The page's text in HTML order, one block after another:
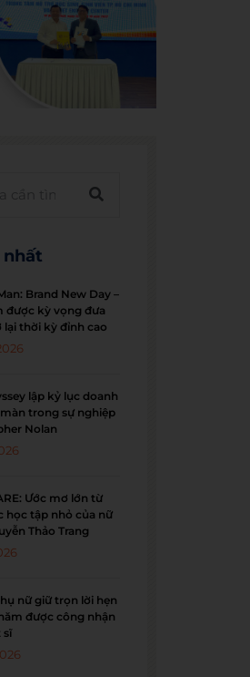
nhất
Brand New Day –
được kỳ vọng đưa
lại thời kỳ đỉnh cao
lập kỷ lục doanh
trong sự nghiệp
Nolan
Ước mơ lớn từ
học tập nhỏ của nữ
Thảo Trang
nữ giữ trọn lời hẹn
được công nhận
sĩ